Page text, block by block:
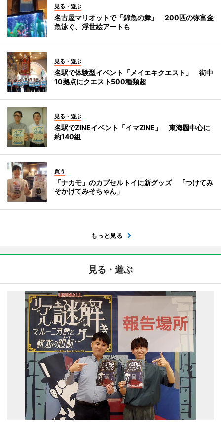
見る・遊ぶ
名古屋マリオットで「錦魚の舞」 200匹の弥富金
魚泳ぐ、浮世絵アートも
見る・遊ぶ
名駅で体験型イベント「メイエキクエスト」 街中
10拠点にクエスト500種類超
見る・遊ぶ
名駅でZINEイベント「イマZINE」 東海圏中心に
約140組
買う
「ナカモ」のカプセルトイに新グッズ 「つけてみ
そかけてみそちゃん」
もっと見る
見る・遊ぶ